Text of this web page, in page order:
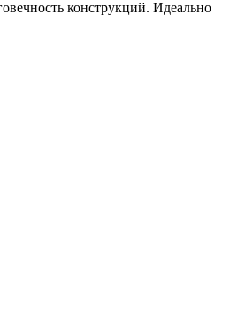
конструкций. Идеально